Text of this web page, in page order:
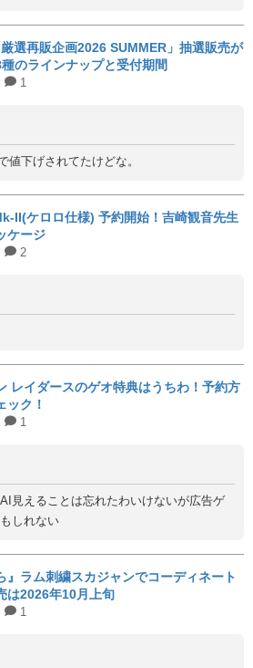
選再販企画2026 SUMMER」抽選販売が
のラインナップと受付期間
1
値下げされてたけどな。
II(ケロロ仕様) 予約開始！吉崎観音先生
ケージ
2
レイダースのゲオ特典はうちわ！予約方
ック！
1
見えることは忘れたわいけないが広告ゲ
しれない
』ラム刺繍スカジャンでコーディネート
は2026年10月上旬
1